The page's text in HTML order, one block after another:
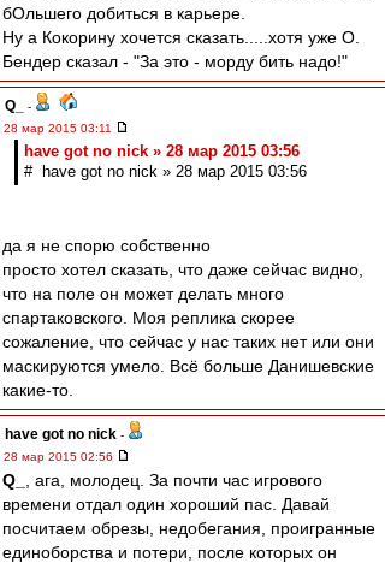
бОльшего добиться в карьере.
Ну а Кокорину хочется сказать.....хотя уже О.
Бендер сказал - "За это - морду бить надо!"
Q_
-
28 мар 2015 03:11
have got no nick » 28 мар 2015 03:56
# have got no nick » 28 мар 2015 03:56
да я не спорю собственно
просто хотел сказать, что даже сейчас видно,
что на поле он может делать много
спартаковского. Моя реплика скорее
сожаление, что сейчас у нас таких нет или они
маскируются умело. Всё больше Данишевские
какие-то.
have got no nick -
28 мар 2015 02:56
Q_
, ага, молодец. За почти час игрового
времени отдал один хороший пас. Давай
посчитаем обрезы, недобегания, проигранные
единоборства и потери, после которых он